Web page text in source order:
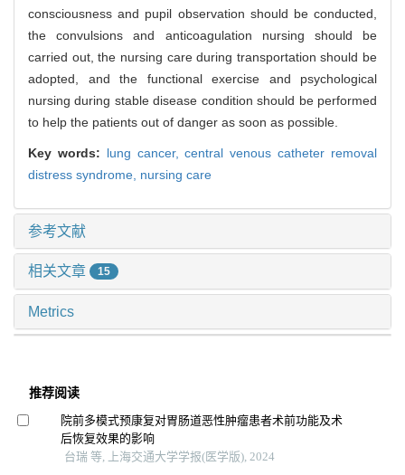
consciousness and pupil observation should be conducted,
the convulsions and anticoagulation nursing should be
carried out, the nursing care during transportation should be
adopted, and the functional exercise and psychological
nursing during stable disease condition should be performed
to help the patients out of danger as soon as possible.
Key words: lung cancer,central venous catheter removal
distress syndrome, nursing care
参考文献
相关文章 15
Metrics
推荐阅读
院前多模式预康复对胃肠道恶性肿瘤患者术前功能及术
后恢复效果的影响
台瑞 等, 上海交通大学学报(医学版), 2024